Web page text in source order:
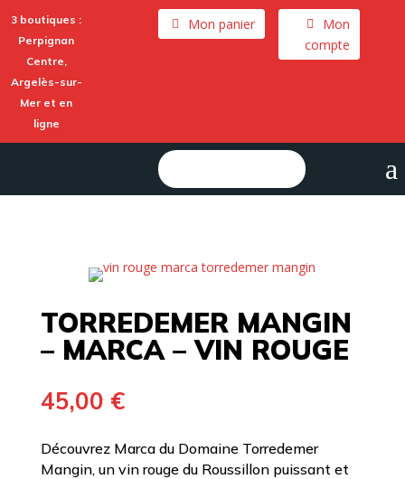
3 boutiques :
Perpignan
Centre,
Argelès-sur-
Mer et en
ligne
Mon panier
Mon
compte
Rechercher : a
TORREDEMER MANGIN
– MARCA – VIN ROUGE
45,00 €
Découvrez Marca du Domaine Torredemer
Mangin, un vin rouge du Roussillon puissant et